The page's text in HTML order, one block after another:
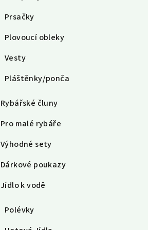
Prsačky
Plovoucí obleky
Vesty
Pláštěnky/ponča
Rybářské čluny
Pro malé rybáře
Výhodné sety
Dárkové poukazy
Jídlo k vodě
Polévky